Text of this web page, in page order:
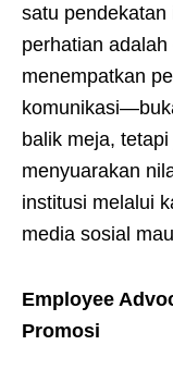
satu
perhatian
menempatkan
balik meja,
menyuarakan
institusi melalui
media sosial
Employee
Promosi